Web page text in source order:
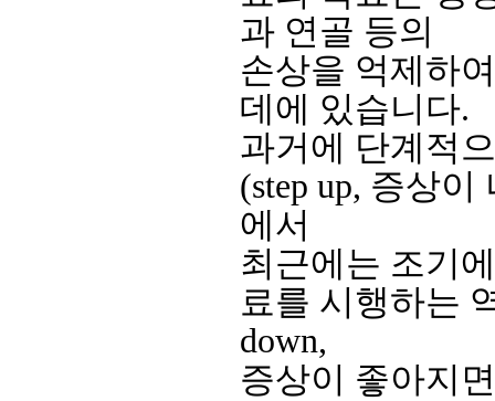
과 연골 등의
손상을 억제하
데에 있습니다.
과거에 단계적
(step up, 증상
에서
최근에는 조기
료를 시행하는
down,
증상이 좋아지